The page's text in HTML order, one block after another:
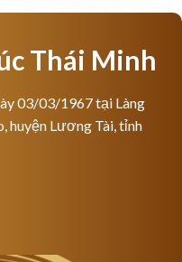
Thái Minh
03/03/1967 tại Làng
huyện Lương Tài, tỉnh